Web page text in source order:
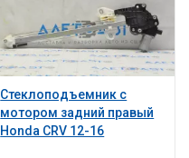
Стеклоподъемник с
мотором задний правый
Honda CRV 12-16